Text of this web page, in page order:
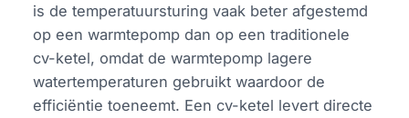
is de temperatuursturing vaak beter afgestemd
op een warmtepomp dan op een traditionele
cv-ketel, omdat de warmtepomp lagere
watertemperaturen gebruikt waardoor de
efficiëntie toeneemt. Een cv-ketel levert directe